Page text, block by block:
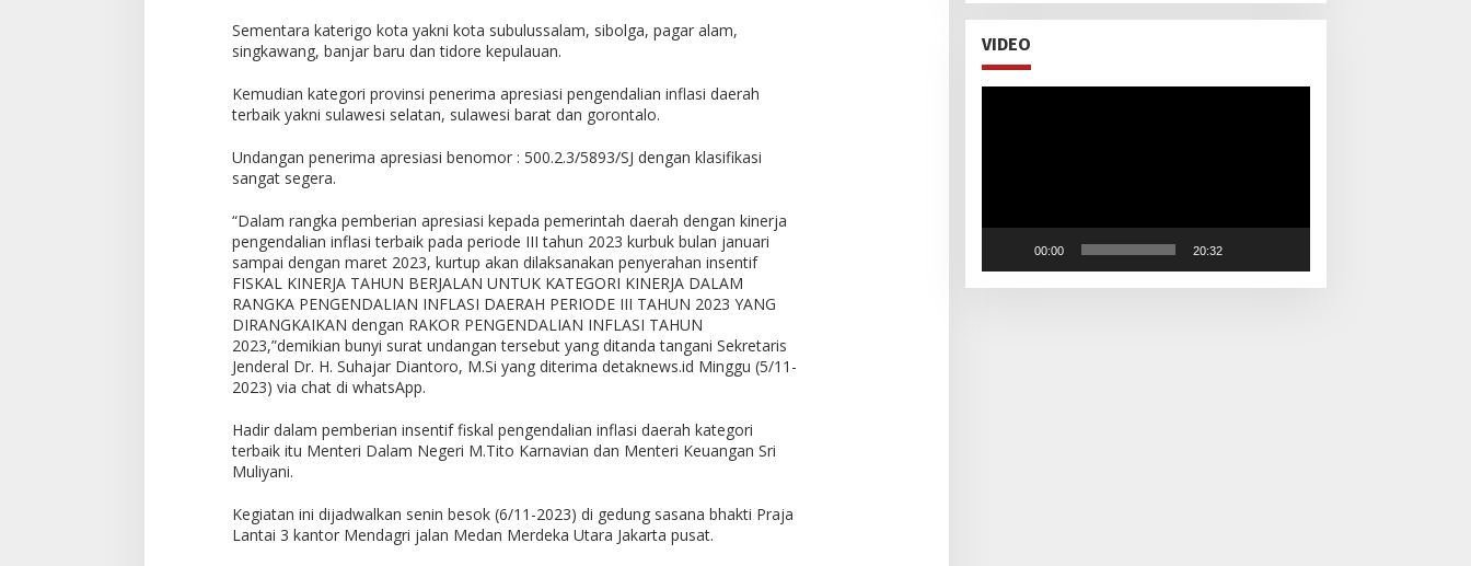
Sementara katerigo kota yakni kota subulussalam, sibolga, pagar alam,
singkawang, banjar baru dan tidore kepulauan.
Kemudian kategori provinsi penerima apresiasi pengendalian inflasi daerah
terbaik yakni sulawesi selatan, sulawesi barat dan gorontalo.
Undangan penerima apresiasi benomor : 500.2.3/5893/SJ dengan klasifikasi
sangat segera.
“Dalam rangka pemberian apresiasi kepada pemerintah daerah dengan kinerja
pengendalian inflasi terbaik pada periode III tahun 2023 kurbuk bulan januari
sampai dengan maret 2023, kurtup akan dilaksanakan penyerahan insentif
FISKAL KINERJA TAHUN BERJALAN UNTUK KATEGORI KINERJA DALAM
RANGKA PENGENDALIAN INFLASI DAERAH PERIODE III TAHUN 2023 YANG
DIRANGKAIKAN dengan RAKOR PENGENDALIAN INFLASI TAHUN
2023,”demikian bunyi surat undangan tersebut yang ditanda tangani Sekretaris
Jenderal Dr. H. Suhajar Diantoro, M.Si yang diterima detaknews.id Minggu (5/11-
2023) via chat di whatsApp.
Hadir dalam pemberian insentif fiskal pengendalian inflasi daerah kategori
terbaik itu Menteri Dalam Negeri M.Tito Karnavian dan Menteri Keuangan Sri
Muliyani.
Kegiatan ini dijadwalkan senin besok (6/11-2023) di gedung sasana bhakti Praja
Lantai 3 kantor Mendagri jalan Medan Merdeka Utara Jakarta pusat.
VIDEO
00:00 20:32